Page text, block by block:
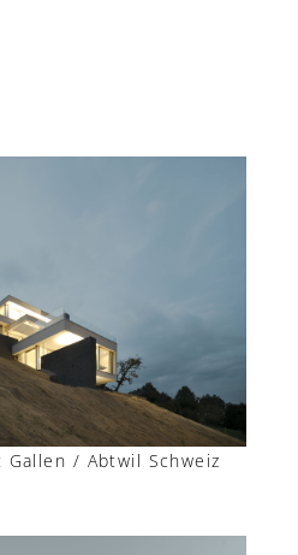
/ Abtwil Schweiz